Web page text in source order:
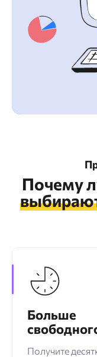
Почему
Больше
Получите